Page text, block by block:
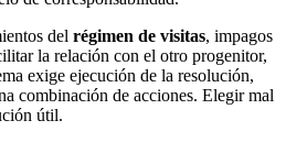
del régimen de visitas, impagos
la relación con el otro progenitor,
exige ejecución de la resolución,
combinación de acciones. Elegir mal
útil.